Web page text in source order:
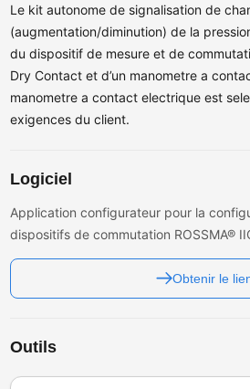
Le kit autonome de signalisation de
(augmentation/diminution) de la
du dispositif de mesure et de
Dry Contact et d’un manometre a
manometre a contact electrique est
exigences du client.
Logiciel
Application configurateur pour la
dispositifs de commutation ROSSMA®
Obtenir le
Outils